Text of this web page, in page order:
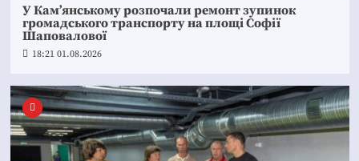
У Кам’янському розпочали ремонт зупинок
громадського транспорту на площі Софії
Шаповалової
18:21 01.08.2026